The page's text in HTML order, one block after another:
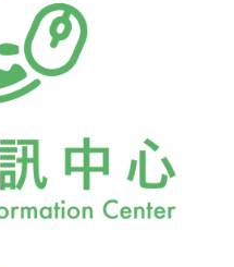
的政策。錯誤的決策，不
在試乘期間，就發現纜車
台灣綠黨祕書長潘翰聲
期禮物，根本是在大熱天